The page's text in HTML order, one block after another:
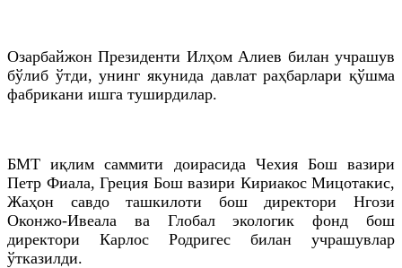
Озарбайжон Президенти Илҳом Алиев билан учрашув
бўлиб ўтди, унинг якунида давлат раҳбарлари қўшма
фабрикани ишга туширдилар.
БМТ иқлим саммити доирасида Чехия Бош вазири
Петр Фиала, Греция Бош вазири Кириакос Мицотакис,
Жаҳон савдо ташкилоти бош директори Нгози
Оконжо-Ивеала ва Глобал экологик фонд бош
директори Карлос Родригес билан учрашувлар
ўтказилди.